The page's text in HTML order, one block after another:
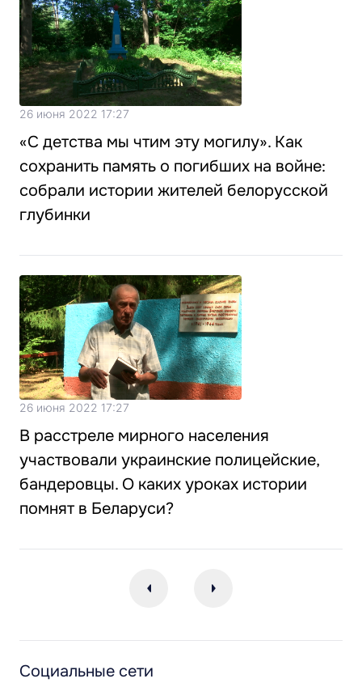
26 июня 2022 17:27
«С детства мы чтим эту могилу». Как
сохранить память о погибших на войне:
собрали истории жителей белорусской
глубинки
26 июня 2022 17:27
В расстреле мирного населения
участвовали украинские полицейские,
бандеровцы. О каких уроках истории
помнят в Беларуси?
Социальные сети